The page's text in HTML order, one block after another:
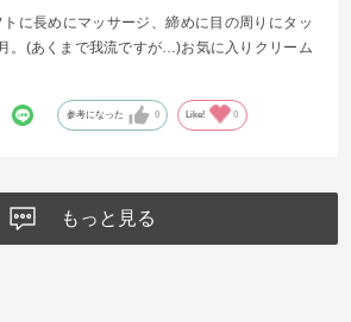
トに長めにマッサージ、締めに目の周りにタッ
。(あくまで我流ですが…)お気に入りクリーム
参考になった 0 Like! 0
もっと見る